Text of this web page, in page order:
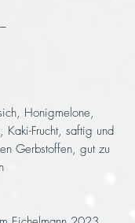
Honigmelone,
Frucht, saftig und
Gerbstoffen, gut zu